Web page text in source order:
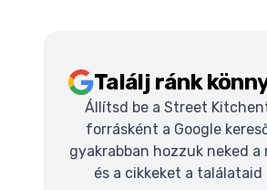
Találj ránk
Állítsd be a Street
forrásként a Google
gyakrabban hozzuk neked a
és a cikkeket a